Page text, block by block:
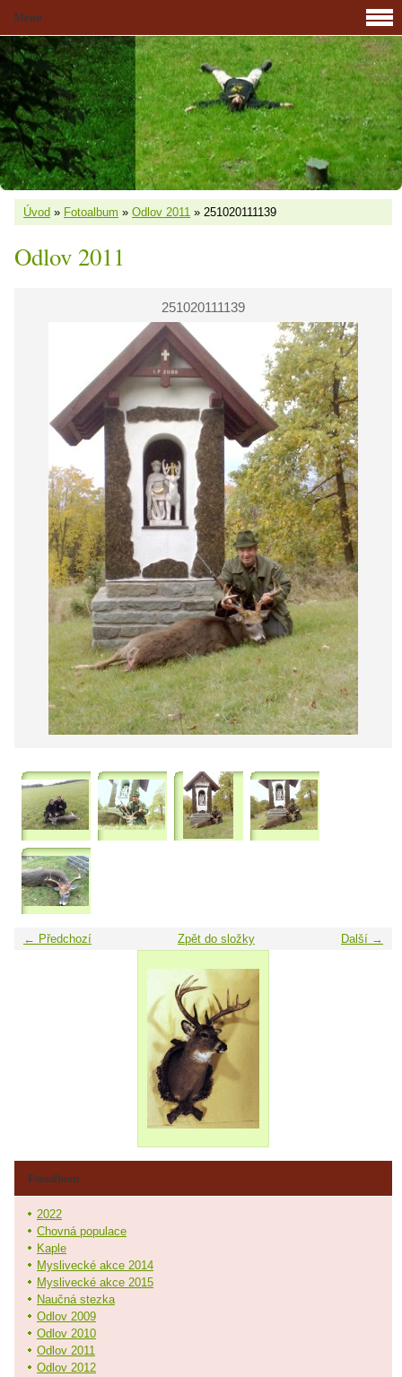
Úvod » Fotoalbum » Odlov 2011 » 251020111139
Odlov 2011
251020111139
← Předchozí Další →
Zpět do složky
Menu
Fotoalbum
2022
Chovná populace
Kaple
Myslivecké akce 2014
Myslivecké akce 2015
Naučná stezka
Odlov 2009
Odlov 2010
Odlov 2011
Odlov 2012